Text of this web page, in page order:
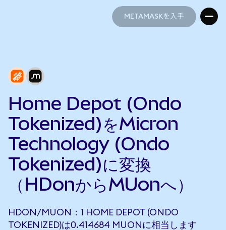
METAMASKを入手
Home Depot (Ondo
Tokenized)をMicron
Technology (Ondo
Tokenized)に変換
（HDonからMUonへ）
HDON/MUON：1 HOME DEPOT (ONDO
TOKENIZED)は0.414684 MUONに相当します